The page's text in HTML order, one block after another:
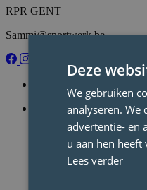
RPR GENT
Sammi@sportwerk.be
Vind een kandidaat
Deze
We gebruiken
analyseren.
advertentie- en
u aan hen
Lees verder